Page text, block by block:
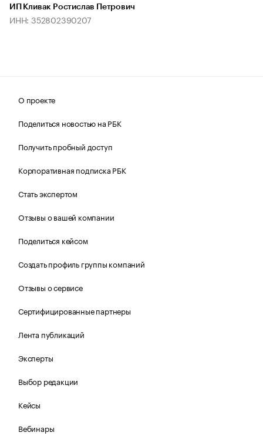
ИП Кливак Ростислав Петрович
ИНН: 352802390207
О проекте
Поделиться новостью на РБК
Получить пробный доступ
Корпоративная подписка РБК
Стать экспертом
Отзывы о вашей компании
Поделиться кейсом
Создать профиль группы компаний
Отзывы о сервисе
Сертифицированные партнеры
Лента публикаций
Эксперты
Выбор редакции
Кейсы
Вебинары